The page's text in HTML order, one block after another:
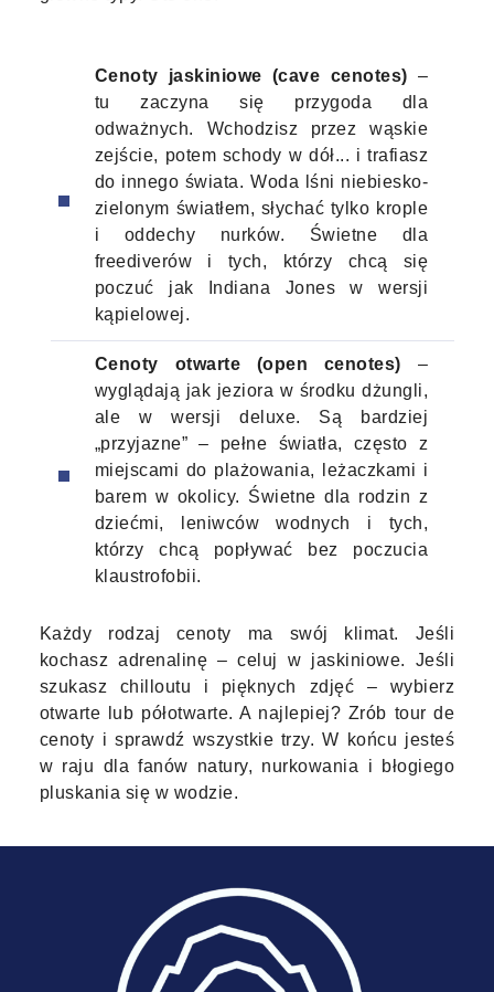
Cenoty jaskiniowe (cave cenotes) –
tu zaczyna się przygoda dla
odważnych. Wchodzisz przez wąskie
zejście, potem schody w dół... i trafiasz
do innego świata. Woda lśni niebiesko-
zielonym światłem, słychać tylko krople
i oddechy nurków. Świetne dla
freediverów i tych, którzy chcą się
poczuć jak Indiana Jones w wersji
kąpielowej.
Cenoty otwarte (open cenotes) –
wyglądają jak jeziora w środku dżungli,
ale w wersji deluxe. Są bardziej
„przyjazne” – pełne światła, często z
miejscami do plażowania, leżaczkami i
barem w okolicy. Świetne dla rodzin z
dziećmi, leniwców wodnych i tych,
którzy chcą popływać bez poczucia
klaustrofobii.
Każdy rodzaj cenoty ma swój klimat. Jeśli
kochasz adrenalinę – celuj w jaskiniowe. Jeśli
szukasz chilloutu i pięknych zdjęć – wybierz
otwarte lub półotwarte. A najlepiej? Zrób tour de
cenoty i sprawdź wszystkie trzy. W końcu jesteś
w raju dla fanów natury, nurkowania i błogiego
pluskania się w wodzie.